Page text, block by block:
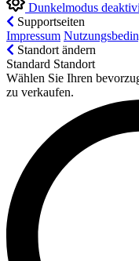
Dunkelmodus
Supportseiten
Impressum
Standort ändern
Standard Standort
Wählen Sie Ihren
zu verkaufen.